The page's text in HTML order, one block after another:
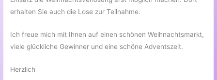
erhalten Sie auch die Lose zur Teilnahme.
Ich freue mich mit Ihnen auf einen schönen Weihnachtsmarkt,
viele glückliche Gewinner und eine schöne Adventszeit.
Herzlich